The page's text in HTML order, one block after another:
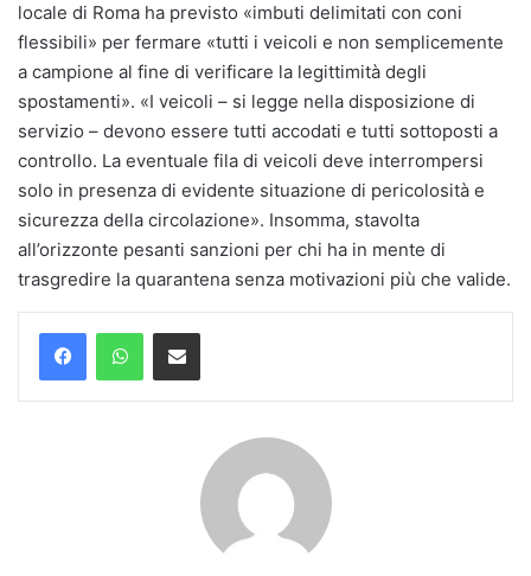
locale di Roma ha previsto «imbuti delimitati con coni
flessibili» per fermare «tutti i veicoli e non semplicemente
a campione al fine di verificare la legittimità degli
spostamenti». «I veicoli – si legge nella disposizione di
servizio – devono essere tutti accodati e tutti sottoposti a
controllo. La eventuale fila di veicoli deve interrompersi
solo in presenza di evidente situazione di pericolosità e
sicurezza della circolazione». Insomma, stavolta
all’orizzonte pesanti sanzioni per chi ha in mente di
trasgredire la quarantena senza motivazioni più che valide.
Condividi via mail